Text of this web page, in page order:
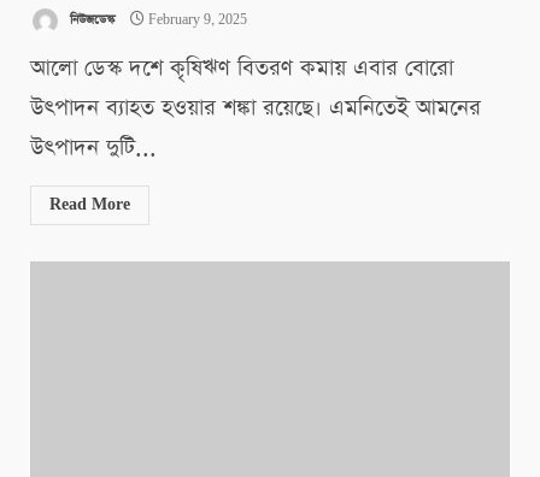
নিউজডেস্ক February 9, 2025
আলো ডেস্ক দশে কৃষিঋণ বিতরণ কমায় এবার বোরো
উৎপাদন ব্যাহত হওয়ার শঙ্কা রয়েছে। এমনিতেই আমনের
উৎপাদন দুটি...
Read More